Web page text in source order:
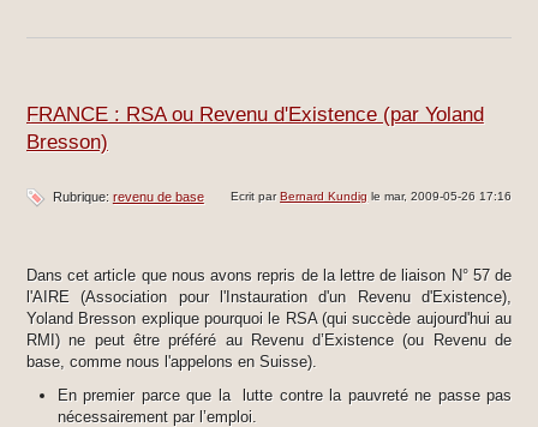
FRANCE : RSA ou Revenu d'Existence (par Yoland
Bresson)
Ecrit parBernard Kundig le mar, 2009-05-26 17:16
Rubrique: revenu de base
Dans cet article que nous avons repris de la lettre de liaison N° 57 de
l'AIRE (Association pour l'Instauration d'un Revenu d'Existence),
Yoland Bresson explique pourquoi le RSA (qui succède aujourd'hui au
RMI) ne peut être préféré au Revenu d’Existence (ou Revenu de
base, comme nous l'appelons en Suisse).
En premier parce que la lutte contre la pauvreté ne passe pas
nécessairement par l’emploi.